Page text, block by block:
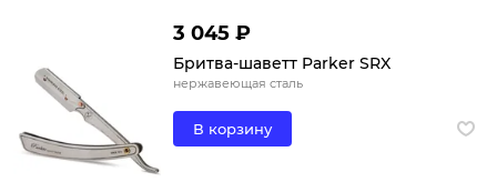
3 045 ₽
Бритва-шаветт Parker SRX
нержавеющая сталь
В корзину